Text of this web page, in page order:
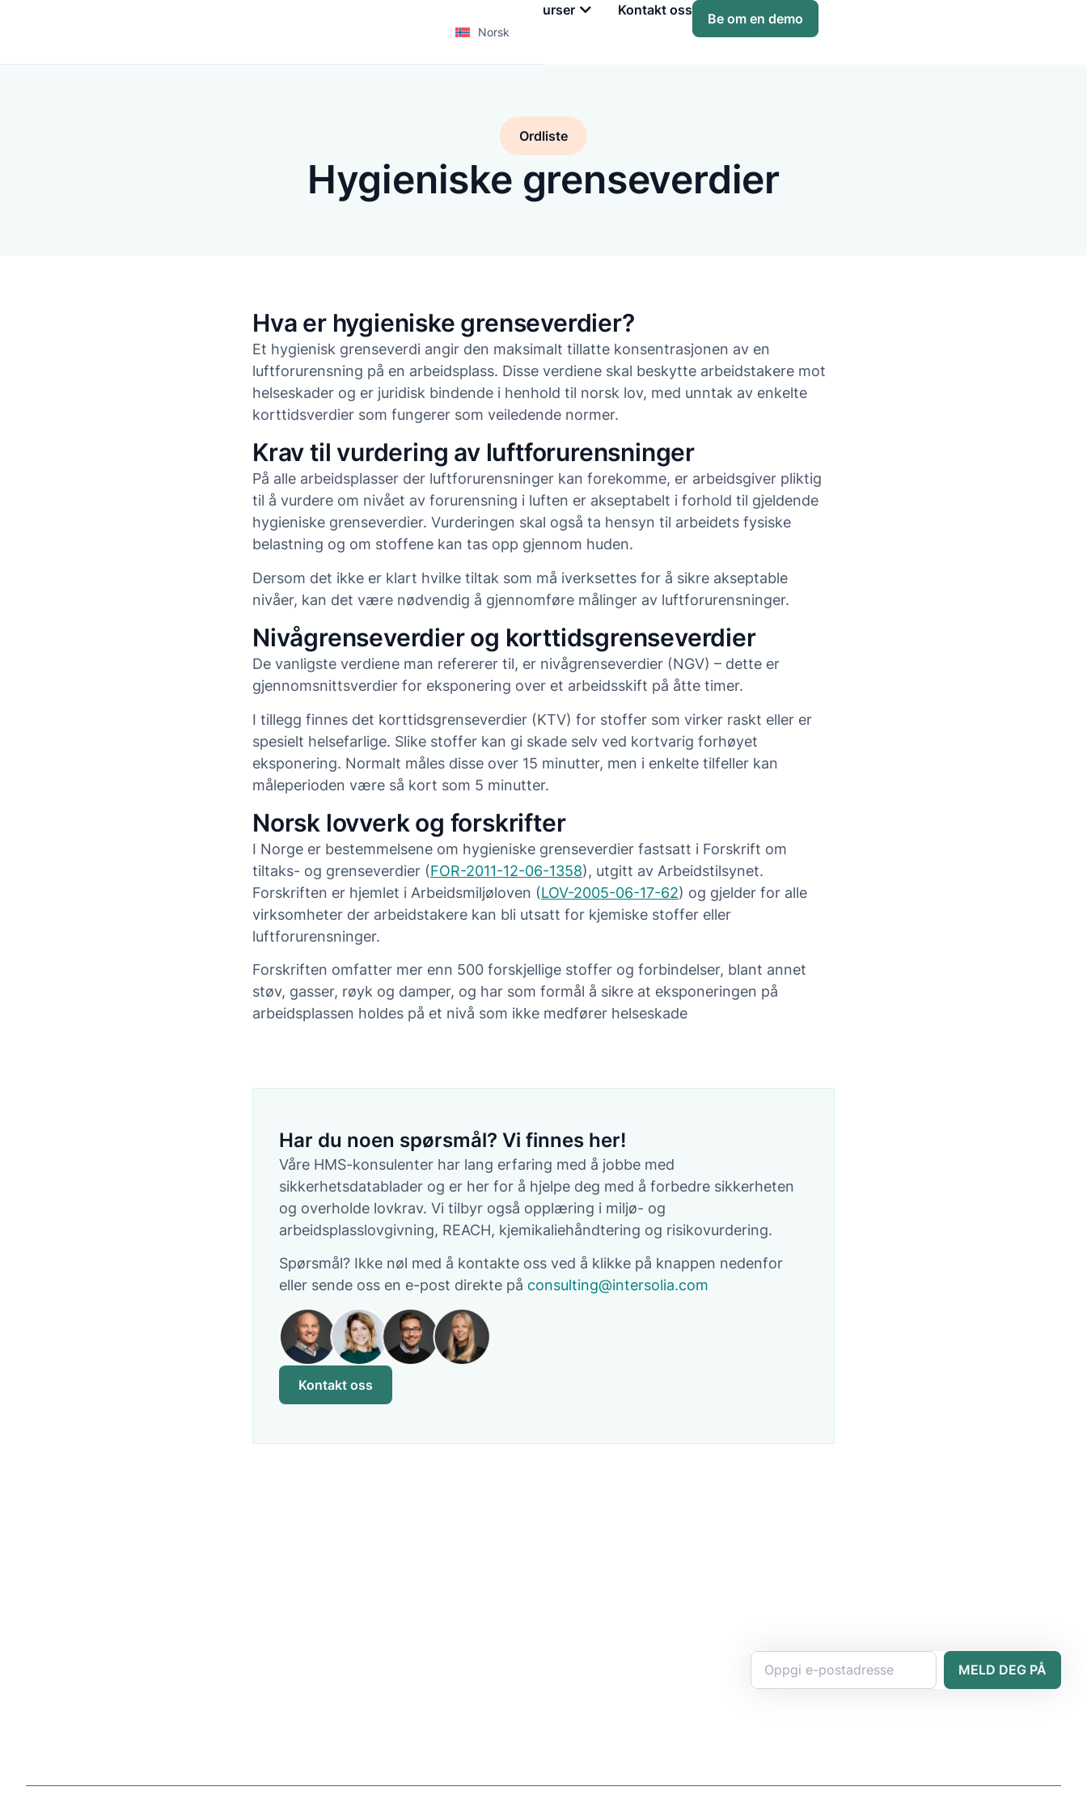
Norsk
Ressurser Kontakt oss
Be om en demo
Ordliste
Hygieniske grenseverdier
Hva er hygieniske grenseverdier?
Et hygienisk grenseverdi angir den maksimalt tillatte konsentrasjonen av en
luftforurensning på en arbeidsplass. Disse verdiene skal beskytte arbeidstakere mot
helseskader og er juridisk bindende i henhold til norsk lov, med unntak av enkelte
korttidsverdier som fungerer som veiledende normer.
Krav til vurdering av luftforurensninger
På alle arbeidsplasser der luftforurensninger kan forekomme, er arbeidsgiver pliktig
til å vurdere om nivået av forurensning i luften er akseptabelt i forhold til gjeldende
hygieniske grenseverdier. Vurderingen skal også ta hensyn til arbeidets fysiske
belastning og om stoffene kan tas opp gjennom huden.
Dersom det ikke er klart hvilke tiltak som må iverksettes for å sikre akseptable
nivåer, kan det være nødvendig å gjennomføre målinger av luftforurensninger.
Nivågrenseverdier og korttidsgrenseverdier
De vanligste verdiene man refererer til, er nivågrenseverdier (NGV) – dette er
gjennomsnittsverdier for eksponering over et arbeidsskift på åtte timer.
I tillegg finnes det korttidsgrenseverdier (KTV) for stoffer som virker raskt eller er
spesielt helsefarlige. Slike stoffer kan gi skade selv ved kortvarig forhøyet
eksponering. Normalt måles disse over 15 minutter, men i enkelte tilfeller kan
måleperioden være så kort som 5 minutter.
Norsk lovverk og forskrifter
I Norge er bestemmelsene om hygieniske grenseverdier fastsatt i Forskrift om
tiltaks- og grenseverdier (FOR-2011-12-06-1358), utgitt av Arbeidstilsynet.
Forskriften er hjemlet i Arbeidsmiljøloven (LOV-2005-06-17-62) og gjelder for alle
virksomheter der arbeidstakere kan bli utsatt for kjemiske stoffer eller
luftforurensninger.
Forskriften omfatter mer enn 500 forskjellige stoffer og forbindelser, blant annet
støv, gasser, røyk og damper, og har som formål å sikre at eksponeringen på
arbeidsplassen holdes på et nivå som ikke medfører helseskade
Har du noen spørsmål? Vi finnes her!
Våre HMS-konsulenter har lang erfaring med å jobbe med
sikkerhetsdatablader og er her for å hjelpe deg med å forbedre sikkerheten
og overholde lovkrav. Vi tilbyr også opplæring i miljø- og
arbeidsplasslovgivning, REACH, kjemikaliehåndtering og risikovurdering.
Spørsmål? Ikke nøl med å kontakte oss ved å klikke på knappen nedenfor
eller sende oss en e-post direkte på consulting@intersolia.com
Kontakt oss
MELD DEG PÅ